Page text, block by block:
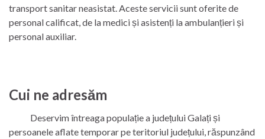
transport sanitar neasistat. Aceste servicii sunt oferite de
personal calificat, de la medici și asistenți la ambulanțieri și
personal auxiliar.
Cui ne adresăm
Deservim întreaga populație a județului Galați și
persoanele aflate temporar pe teritoriul județului, răspunzând